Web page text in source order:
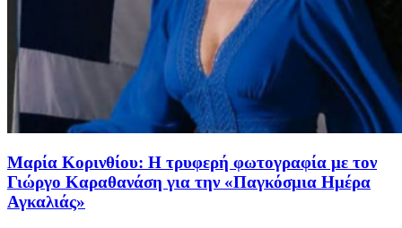
Μαρία Κορινθίου: Η τρυφερή φωτογραφία με τον
Γιώργο Καραθανάση για την «Παγκόσμια Ημέρα
Αγκαλιάς»